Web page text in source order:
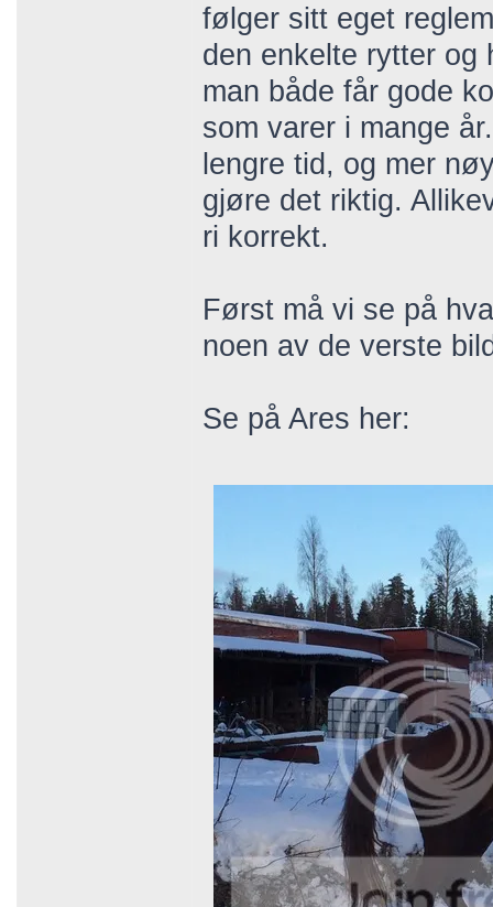
følger sitt eget
den enkelte rytter og
man både får gode
som varer i mange
lengre tid, og mer
gjøre det riktig.
ri korrekt.
Først må vi se på
noen av de verste
Se på Ares her: